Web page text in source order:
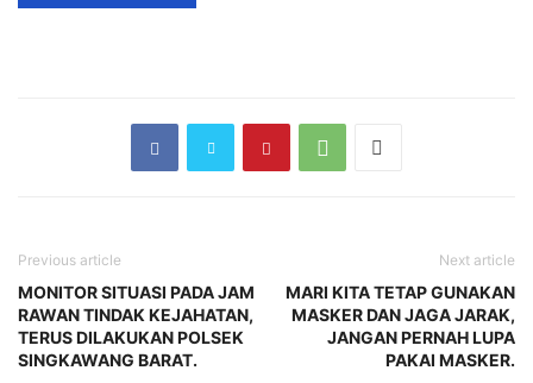
Previous article
MONITOR SITUASI PADA JAM
RAWAN TINDAK KEJAHATAN,
TERUS DILAKUKAN POLSEK
SINGKAWANG BARAT.
Next article
MARI KITA TETAP GUNAKAN
MASKER DAN JAGA JARAK,
JANGAN PERNAH LUPA
PAKAI MASKER.